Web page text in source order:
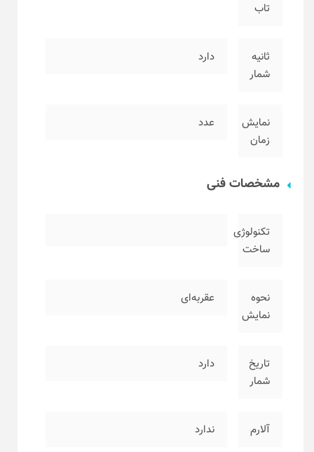
تاب
ثانیه
شمار
دارد
نمایش
زمان
عدد
مشخصات فنی
تکنولوژی
ساخت
نحوه
نمایش
عقربه‌ای
تاریخ
شمار
دارد
آلارم ندارد